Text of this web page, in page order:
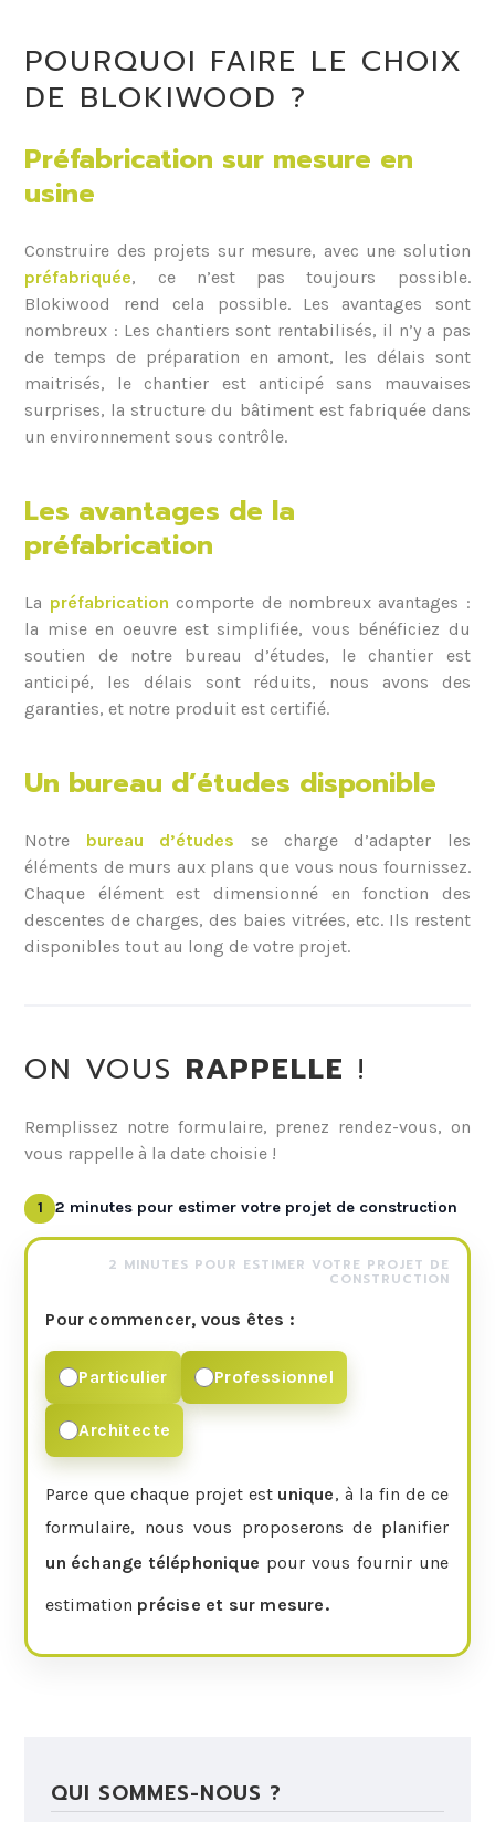
POURQUOI FAIRE LE CHOIX
DE BLOKIWOOD ?
Préfabrication sur mesure en
usine
Construire des projets sur mesure, avec une solution
préfabriquée, ce n’est pas toujours possible.
Blokiwood rend cela possible. Les avantages sont
nombreux : Les chantiers sont rentabilisés, il n’y a pas
de temps de préparation en amont, les délais sont
maitrisés, le chantier est anticipé sans mauvaises
surprises, la structure du bâtiment est fabriquée dans
un environnement sous contrôle.
Les avantages de la
préfabrication
La préfabrication comporte de nombreux avantages :
la mise en oeuvre est simplifiée, vous bénéficiez du
soutien de notre bureau d’études, le chantier est
anticipé, les délais sont réduits, nous avons des
garanties, et notre produit est certifié.
Un bureau d’études disponible
Notre bureau d’études se charge d’adapter les
éléments de murs aux plans que vous nous fournissez.
Chaque élément est dimensionné en fonction des
descentes de charges, des baies vitrées, etc. Ils restent
disponibles tout au long de votre projet.
ON VOUS RAPPELLE !
Remplissez notre formulaire, prenez rendez-vous, on
vous rappelle à la date choisie !
1 2 minutes pour estimer votre projet de construction
2 MINUTES POUR ESTIMER VOTRE PROJET DE
CONSTRUCTION
Pour commencer, vous êtes :
Particulier Professionnel
Architecte
Parce que chaque projet est unique, à la fin de ce
un échange téléphonique pour vous fournir une
estimation précise et sur mesure.
QUI SOMMES-NOUS ?